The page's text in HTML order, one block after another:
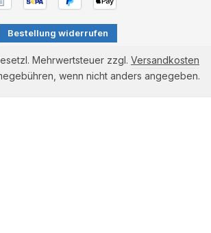
Bestellung widerrufen
Mehrwertsteuer zzgl. Versandkosten
wenn nicht anders angegeben.